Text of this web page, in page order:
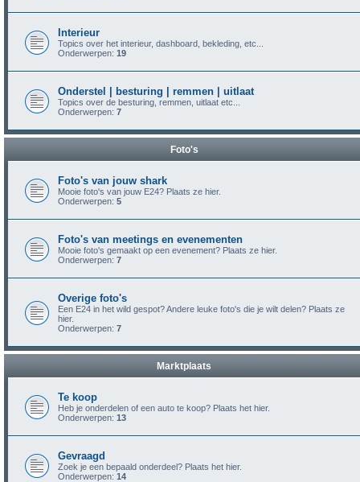
Interieur
Topics over het interieur, dashboard, bekleding, etc...
Onderwerpen: 19
Onderstel | besturing | remmen | uitlaat
Topics over de besturing, remmen, uitlaat etc...
Onderwerpen: 7
Foto's
Foto's van jouw shark
Mooie foto's van jouw E24? Plaats ze hier.
Onderwerpen: 5
Foto's van meetings en evenementen
Mooie foto's gemaakt op een evenement? Plaats ze hier.
Onderwerpen: 7
Overige foto's
Een E24 in het wild gespot? Andere leuke foto's die je wilt delen? Plaats ze
hier.
Onderwerpen: 7
Marktplaats
Te koop
Heb je onderdelen of een auto te koop? Plaats het hier.
Onderwerpen: 13
Gevraagd
Zoek je een bepaald onderdeel? Plaats het hier.
Onderwerpen: 14